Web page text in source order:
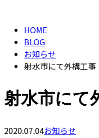
HOME
BLOG
お知らせ
射水市にて外構工事
射水市にて
2020.07.04お知らせ